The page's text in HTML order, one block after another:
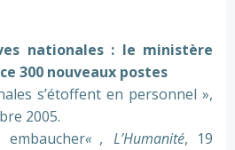
nationales : le ministère
300 nouveaux postes
s’étoffent en personnel »,
2005.
embaucher« , L’Humanité, 19